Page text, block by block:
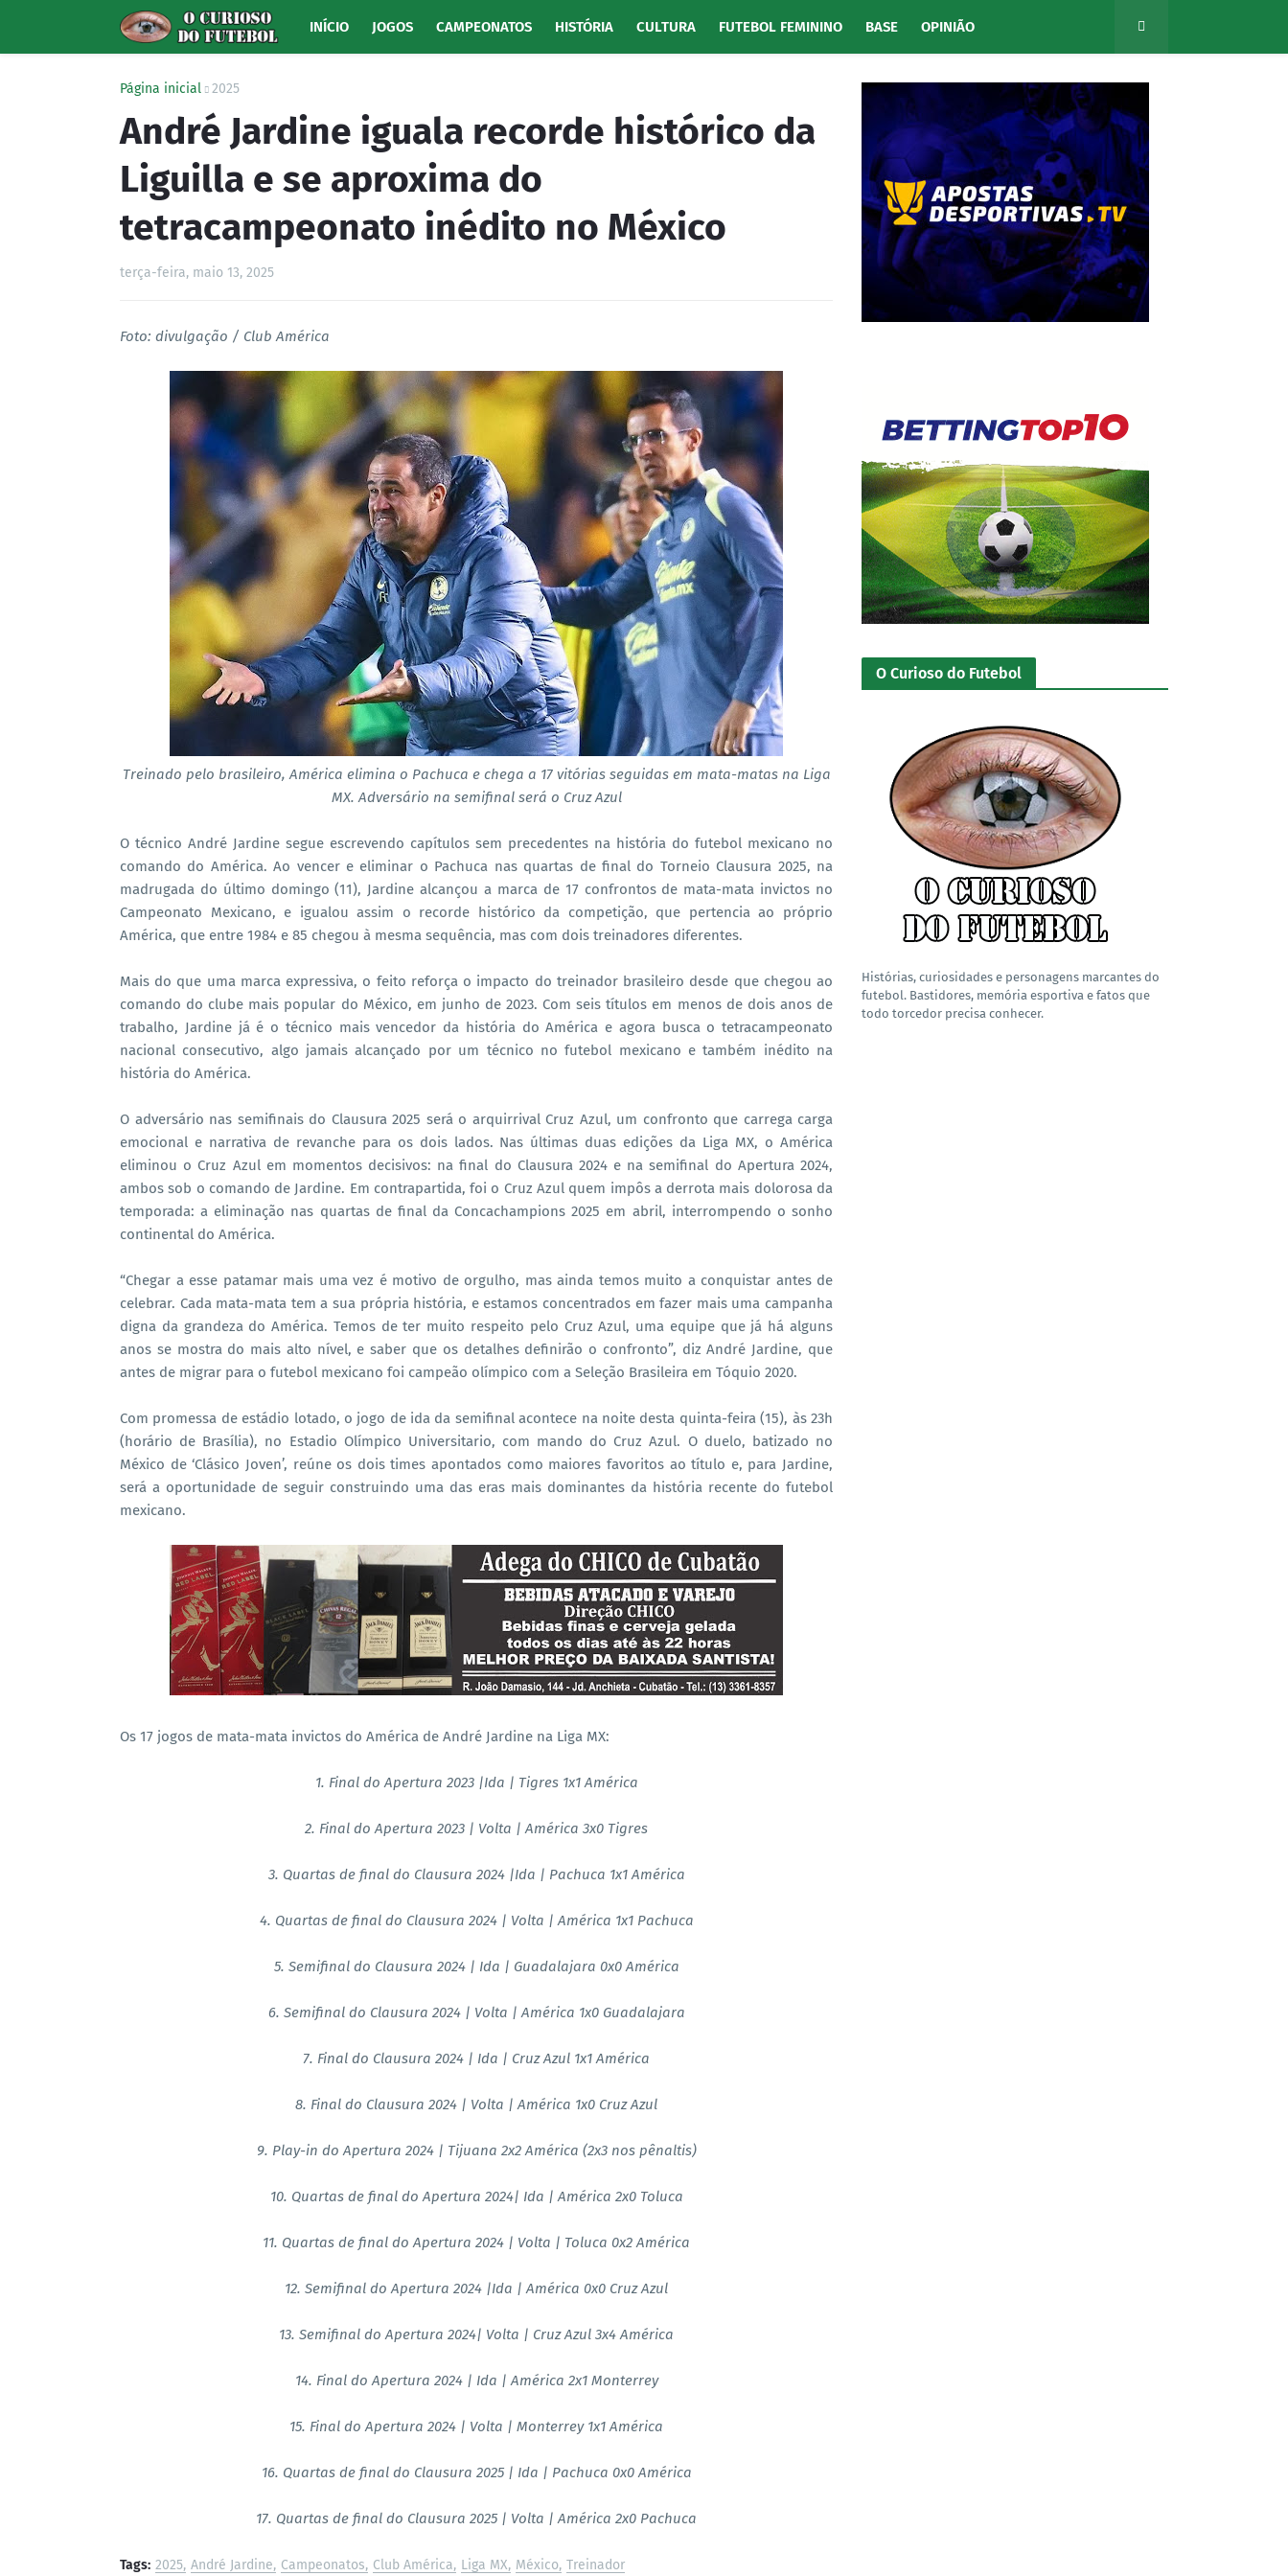
INÍCIO JOGOS CAMPEONATOS HISTÓRIA CULTURA FUTEBOL FEMININO BASE OPINIÃO
Página inicial 2025
André Jardine iguala recorde histórico da
Liguilla e se aproxima do
tetracampeonato inédito no México
terça-feira, maio 13, 2025
Foto: divulgação / Club América
Treinado pelo brasileiro, América elimina o Pachuca e chega a 17 vitórias seguidas em mata-matas na Liga
MX. Adversário na semifinal será o Cruz Azul
O técnico André Jardine segue escrevendo capítulos sem precedentes na história do futebol mexicano no
comando do América. Ao vencer e eliminar o Pachuca nas quartas de final do Torneio Clausura 2025, na
madrugada do último domingo (11), Jardine alcançou a marca de 17 confrontos de mata-mata invictos no
Campeonato Mexicano, e igualou assim o recorde histórico da competição, que pertencia ao próprio
América, que entre 1984 e 85 chegou à mesma sequência, mas com dois treinadores diferentes.
Mais do que uma marca expressiva, o feito reforça o impacto do treinador brasileiro desde que chegou ao
comando do clube mais popular do México, em junho de 2023. Com seis títulos em menos de dois anos de
trabalho, Jardine já é o técnico mais vencedor da história do América e agora busca o tetracampeonato
nacional consecutivo, algo jamais alcançado por um técnico no futebol mexicano e também inédito na
história do América.
O adversário nas semifinais do Clausura 2025 será o arquirrival Cruz Azul, um confronto que carrega carga
emocional e narrativa de revanche para os dois lados. Nas últimas duas edições da Liga MX, o América
eliminou o Cruz Azul em momentos decisivos: na final do Clausura 2024 e na semifinal do Apertura 2024,
ambos sob o comando de Jardine. Em contrapartida, foi o Cruz Azul quem impôs a derrota mais dolorosa da
temporada: a eliminação nas quartas de final da Concachampions 2025 em abril, interrompendo o sonho
continental do América.
“Chegar a esse patamar mais uma vez é motivo de orgulho, mas ainda temos muito a conquistar antes de
celebrar. Cada mata-mata tem a sua própria história, e estamos concentrados em fazer mais uma campanha
digna da grandeza do América. Temos de ter muito respeito pelo Cruz Azul, uma equipe que já há alguns
anos se mostra do mais alto nível, e saber que os detalhes definirão o confronto”, diz André Jardine, que
antes de migrar para o futebol mexicano foi campeão olímpico com a Seleção Brasileira em Tóquio 2020.
Com promessa de estádio lotado, o jogo de ida da semifinal acontece na noite desta quinta-feira (15), às 23h
(horário de Brasília), no Estadio Olímpico Universitario, com mando do Cruz Azul. O duelo, batizado no
México de ‘Clásico Joven’, reúne os dois times apontados como maiores favoritos ao título e, para Jardine,
será a oportunidade de seguir construindo uma das eras mais dominantes da história recente do futebol
mexicano.
Os 17 jogos de mata-mata invictos do América de André Jardine na Liga MX:
1. Final do Apertura 2023 |Ida | Tigres 1x1 América
2. Final do Apertura 2023 | Volta | América 3x0 Tigres
3. Quartas de final do Clausura 2024 |Ida | Pachuca 1x1 América
4. Quartas de final do Clausura 2024 | Volta | América 1x1 Pachuca
5. Semifinal do Clausura 2024 | Ida | Guadalajara 0x0 América
6. Semifinal do Clausura 2024 | Volta | América 1x0 Guadalajara
7. Final do Clausura 2024 | Ida | Cruz Azul 1x1 América
8. Final do Clausura 2024 | Volta | América 1x0 Cruz Azul
9. Play-in do Apertura 2024 | Tijuana 2x2 América (2x3 nos pênaltis)
10. Quartas de final do Apertura 2024| Ida | América 2x0 Toluca
11. Quartas de final do Apertura 2024 | Volta | Toluca 0x2 América
12. Semifinal do Apertura 2024 |Ida | América 0x0 Cruz Azul
13. Semifinal do Apertura 2024| Volta | Cruz Azul 3x4 América
14. Final do Apertura 2024 | Ida | América 2x1 Monterrey
15. Final do Apertura 2024 | Volta | Monterrey 1x1 América
16. Quartas de final do Clausura 2025 | Ida | Pachuca 0x0 América
17. Quartas de final do Clausura 2025 | Volta | América 2x0 Pachuca
Tags: 2025 André Jardine Campeonatos Club América Liga MX México Treinador
O Curioso do Futebol
Histórias, curiosidades e personagens marcantes do
futebol. Bastidores, memória esportiva e fatos que
todo torcedor precisa conhecer.